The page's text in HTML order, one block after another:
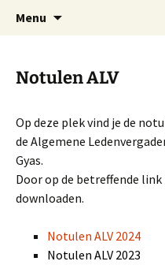
Oud Gyas
Menu
Notulen ALV
Op deze plek vind je de
de Algemene
Gyas.
Door op de betreffende
downloaden.
Notulen ALV 2024
Notulen ALV 2023